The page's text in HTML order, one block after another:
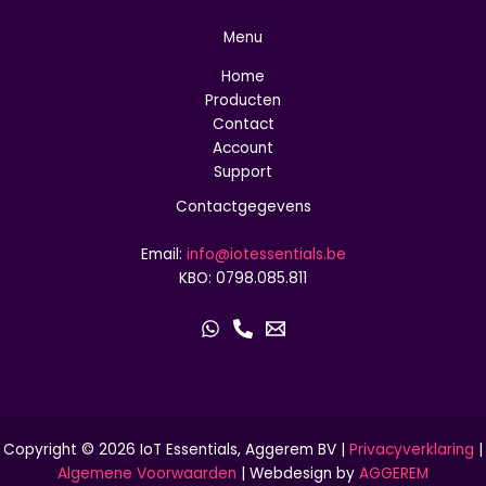
Menu
Home
Producten
Contact
Account
Support
Contactgegevens
Email: info@iotessentials.be
KBO: 0798.085.811
Copyright © 2026 IoT Essentials, Aggerem BV | Privacyverklaring
Algemene Voorwaarden | Webdesign by AGGEREM